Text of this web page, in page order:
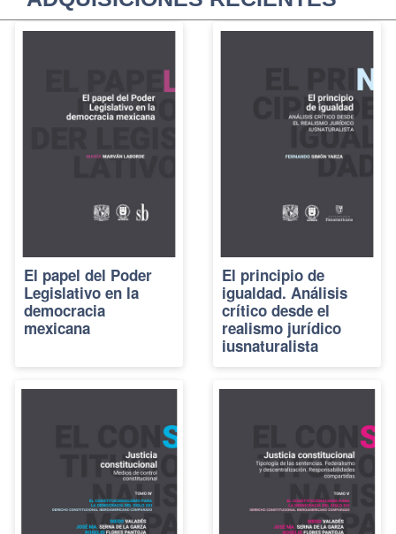
El papel del Poder
Legislativo en la
democracia
mexicana
El principio de
igualdad. Análisis
crítico desde el
realismo jurídico
iusnaturalista